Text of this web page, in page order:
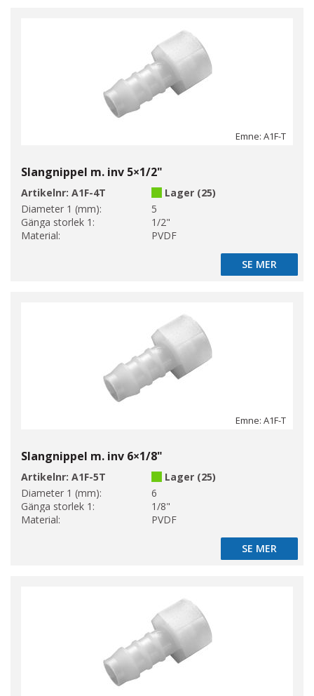
Emne: A1F-T
Slangnippel m. inv 5×1/2"
Artikelnr: A1F-4T
Lager (25)
Diameter 1 (mm):
5
Gänga storlek 1:
1/2"
Material:
PVDF
SE MER
SE MER
Emne: A1F-T
Slangnippel m. inv 6×1/8"
Artikelnr: A1F-5T
Lager (25)
Diameter 1 (mm):
6
Gänga storlek 1:
1/8"
Material:
PVDF
SE MER
SE MER